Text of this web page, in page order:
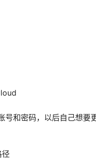
和密码，以后自己想要
径